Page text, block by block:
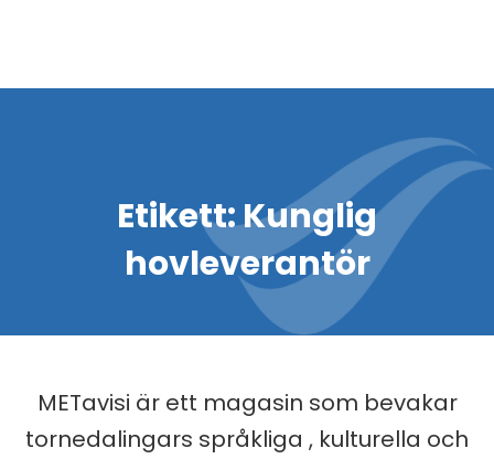
Etikett:Kunglig
hovleverantör
METavisi är ett magasin som bevakar
tornedalingars språkliga , kulturella och